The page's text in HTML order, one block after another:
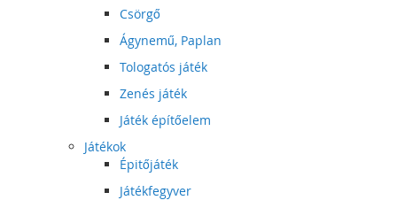
Csörgő
Ágynemű, Paplan
Tologatós játék
Zenés játék
Játék építőelem
Játékok
Épitőjáték
Játékfegyver